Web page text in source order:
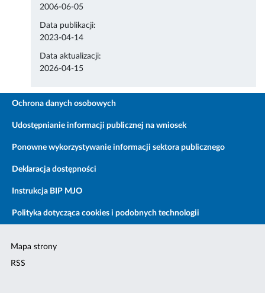
2006-06-05
Data publikacji:
2023-04-14
Data aktualizacji:
2026-04-15
Ochrona danych osobowych
Udostępnianie informacji publicznej na wniosek
Ponowne wykorzystywanie informacji sektora publicznego
Deklaracja dostępności
Instrukcja BIP MJO
Polityka dotycząca cookies i podobnych technologii
Mapa strony
RSS